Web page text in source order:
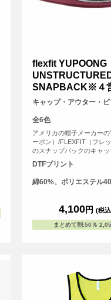
flexfit YUPOONG
SNAPBACK※４
キャップ・アウター・
全6色
アメリカの帽子メーカー
ーポン）/FLEXFIT（フレ
のスナップバックのキャッ
5パネルでバイザーはフラ
す。かぶりの深さは深いタ
DTFプリント
綿60%、ポリエステル
4,100円 (税
まとめて割:50％